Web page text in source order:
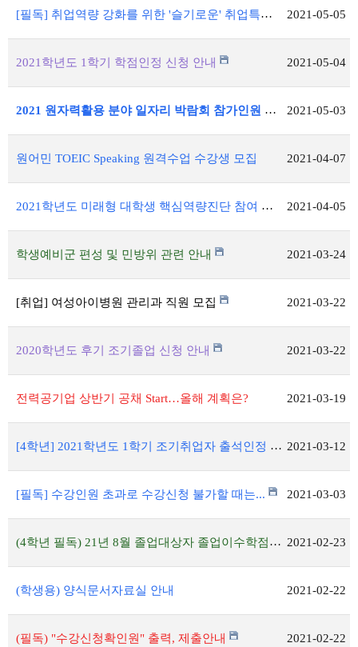
[필독] 취업역량 강화를 위한 '슬기로운' 취업특강 신청공지 2021-05-05
2021학년도 1학기 학점인정 신청 안내 2021-05-04
2021 원자력활용 분야 일자리 박람회 참가인원 모집 2021-05-03
원어민 TOEIC Speaking 원격수업 수강생 모집 2021-04-07
2021학년도 미래형 대학생 핵심역량진단 참여 공지(재학생 전체대상) 2021-04-05
학생예비군 편성 및 민방위 관련 안내 2021-03-24
[취업] 여성아이병원 관리과 직원 모집 2021-03-22
2020학년도 후기 조기졸업 신청 안내 2021-03-22
전력공기업 상반기 공채 Start…올해 계획은? 2021-03-19
[4학년] 2021학년도 1학기 조기취업자 출석인정 신청안내 2021-03-12
[필독] 수강인원 초과로 수강신청 불가할 때는... 2021-03-03
(4학년 필독) 21년 8월 졸업대상자 졸업이수학점 자가진단표 제출안내 2021-02-23
(학생용) 양식문서자료실 안내 2021-02-22
(필독) "수강신청확인원" 출력, 제출안내 2021-02-22